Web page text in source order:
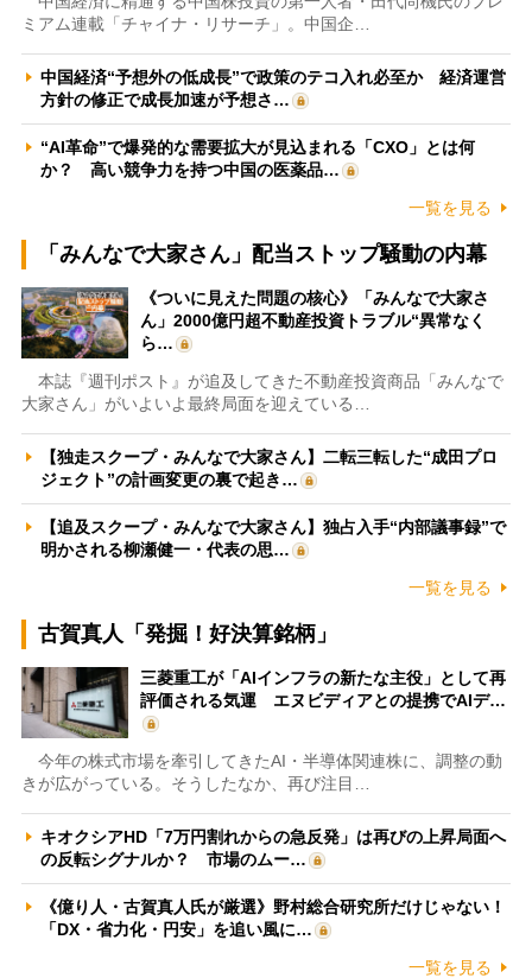
ミアム連載「チャイナ・リサーチ」。中国企…
中国経済“予想外の低成長”で政策のテコ入れ必至か 経済運営
方針の修正で成長加速が予想さ…
“AI革命”で爆発的な需要拡大が見込まれる「CXO」とは何
か？ 高い競争力を持つ中国の医薬品…
一覧を見る
「みんなで大家さん」配当ストップ騒動の内幕
《ついに見えた問題の核心》「みんなで大家さ
ん」2000億円超不動産投資トラブル“異常なく
ら…
本誌『週刊ポスト』が追及してきた不動産投資商品「みんなで
大家さん」がいよいよ最終局面を迎えている…
【独走スクープ・みんなで大家さん】二転三転した“成田プロ
ジェクト”の計画変更の裏で起き…
【追及スクープ・みんなで大家さん】独占入手“内部議事録”で
明かされる柳瀬健一・代表の思…
一覧を見る
古賀真人「発掘！好決算銘柄」
三菱重工が「AIインフラの新たな主役」として再
評価される気運 エヌビディアとの提携でAIデ…
今年の株式市場を牽引してきたAI・半導体関連株に、調整の動
きが広がっている。そうしたなか、再び注目…
キオクシアHD「7万円割れからの急反発」は再びの上昇局面へ
の反転シグナルか？ 市場のムー…
《億り人・古賀真人氏が厳選》野村総合研究所だけじゃない！
「DX・省力化・円安」を追い風に…
一覧を見る